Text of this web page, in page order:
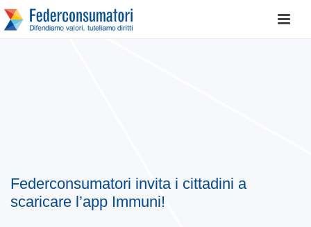
Federconsumatori invita i cittadini a
scaricare l’app Immuni!